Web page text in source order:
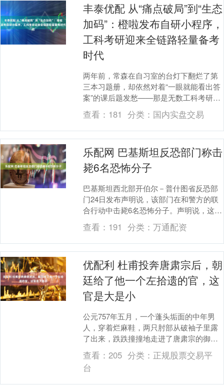
丰泰优配 从“痛点破局”到“生态
加码”：橙啦发布自研小程序，
工科考研迎来全链路轻量备考
时代
两年前，常森在自习室的台灯下翻烂了第
三本习题册，却依然对着“一眼就能看出答
案”的课后题发愁——那是无数工科考研人
的共同困境：刷遍了手头所有题，却找不
到匹配自己进....
查看： 181 分类： 国内实盘交易
乐配网 巴基斯坦反恐部门称击
毙6名恐怖分子
巴基斯坦西北部开伯尔－普什图省反恐部
门24日发布声明说，该部门在和警方的联
合行动中击毙6名恐怖分子。声明说，这伙
恐怖分子此前袭击该地区一警察哨所，导
致一名警员殉....
查看： 191 分类： 万通配资
优配利 杜甫投奔唐肃宗后，朝
廷给了他一个左拾遗的官，这
官是大是小
公元757年五月，一个蓬头垢面的中年男
人，穿着烂麻鞋，两只肘部从破袖子里露
了出来，跌跌撞撞地走进了唐肃宗的御
前。 他叫杜甫。 那一年他四十五岁。在长
安被叛军关押....
查看：205 分类： 正规股票交易平
台